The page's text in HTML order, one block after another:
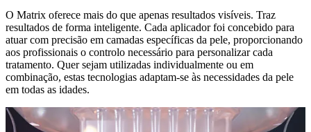
O Matrix oferece mais do que apenas resultados visíveis. Traz
resultados de forma inteligente. Cada aplicador foi concebido para
atuar com precisão em camadas específicas da pele, proporcionando
aos profissionais o controlo necessário para personalizar cada
tratamento. Quer sejam utilizadas individualmente ou em
combinação, estas tecnologias adaptam-se às necessidades da pele
em todas as idades.